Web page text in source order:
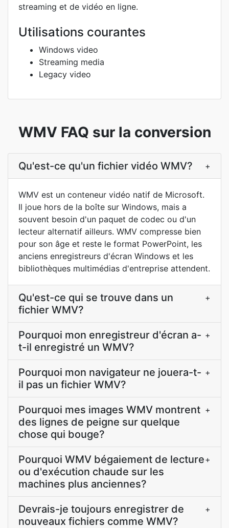
streaming et de vidéo en ligne.
Utilisations courantes
Windows video
Streaming media
Legacy video
WMV FAQ sur la conversion
Qu'est-ce qu'un fichier vidéo WMV? +
WMV est un conteneur vidéo natif de Microsoft.
Il joue hors de la boîte sur Windows, mais a
souvent besoin d'un paquet de codec ou d'un
lecteur alternatif ailleurs. WMV compresse bien
pour son âge et reste le format PowerPoint, les
anciens enregistreurs d'écran Windows et les
bibliothèques multimédias d'entreprise attendent.
Qu'est-ce qui se trouve dans un
fichier WMV?
+
Pourquoi mon enregistreur d'écran a-
t-il enregistré un WMV?
+
Pourquoi mon navigateur ne jouera-t-
il pas un fichier WMV?
+
Pourquoi mes images WMV montrent
des lignes de peigne sur quelque
chose qui bouge?
+
Pourquoi WMV bégaiement de lecture
ou d'exécution chaude sur les
machines plus anciennes?
+
Devrais-je toujours enregistrer de
nouveaux fichiers comme WMV?
+